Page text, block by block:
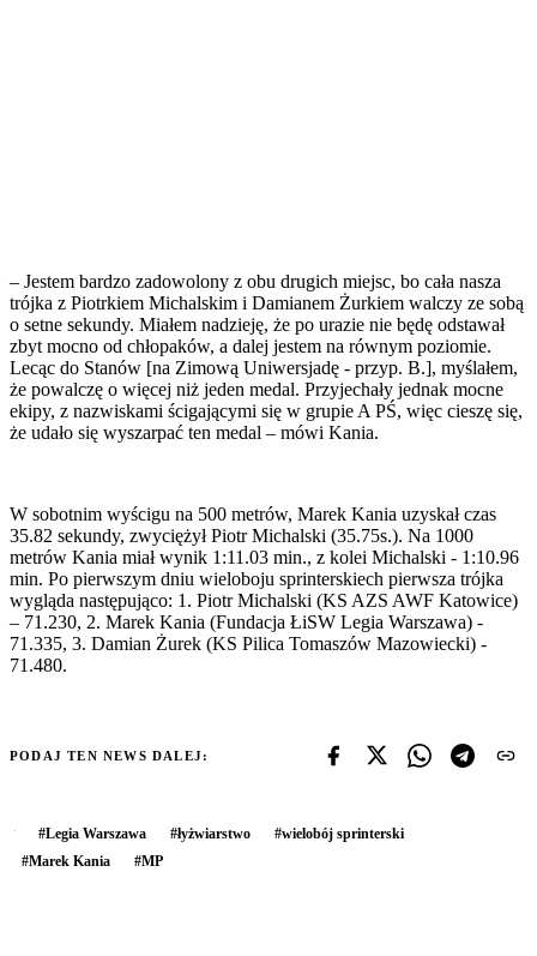
– Jestem bardzo zadowolony z obu drugich miejsc, bo cała nasza
trójka z Piotrkiem Michalskim i Damianem Żurkiem walczy ze sobą
o setne sekundy. Miałem nadzieję, że po urazie nie będę odstawał
zbyt mocno od chłopaków, a dalej jestem na równym poziomie.
Lecąc do Stanów [na Zimową Uniwersjadę - przyp. B.], myślałem,
że powalczę o więcej niż jeden medal. Przyjechały jednak mocne
ekipy, z nazwiskami ścigającymi się w grupie A PŚ, więc cieszę się,
że udało się wyszarpać ten medal – mówi Kania.
W sobotnim wyścigu na 500 metrów, Marek Kania uzyskał czas
35.82 sekundy, zwyciężył Piotr Michalski (35.75s.). Na 1000
metrów Kania miał wynik 1:11.03 min., z kolei Michalski - 1:10.96
min. Po pierwszym dniu wieloboju sprinterskiech pierwsza trójka
wygląda następująco: 1. Piotr Michalski (KS AZS AWF Katowice)
– 71.230, 2. Marek Kania (Fundacja ŁiSW Legia Warszawa) -
71.335, 3. Damian Żurek (KS Pilica Tomaszów Mazowiecki) -
71.480.
PODAJ TEN NEWS DALEJ:
#Legia Warszawa #łyżwiarstwo #wielobój sprinterski
#Marek Kania #MP